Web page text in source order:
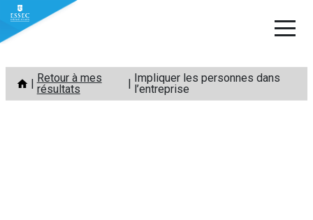
Aller
contenu
Retour à mes
résultats
Impliquer les personnes dans
l’entreprise